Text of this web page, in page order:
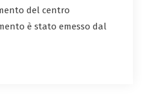
del centro
è stato emesso dal